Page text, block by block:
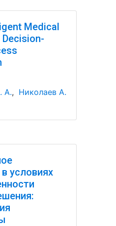
Medical
А., Николаев А.
условиях